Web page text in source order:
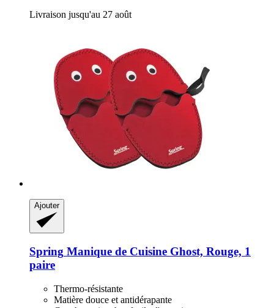
Livraison jusqu'au 27 août
Ajouter
Spring Manique de Cuisine Ghost, Rouge, 1
paire
Thermo-résistante
Matière douce et antidérapante